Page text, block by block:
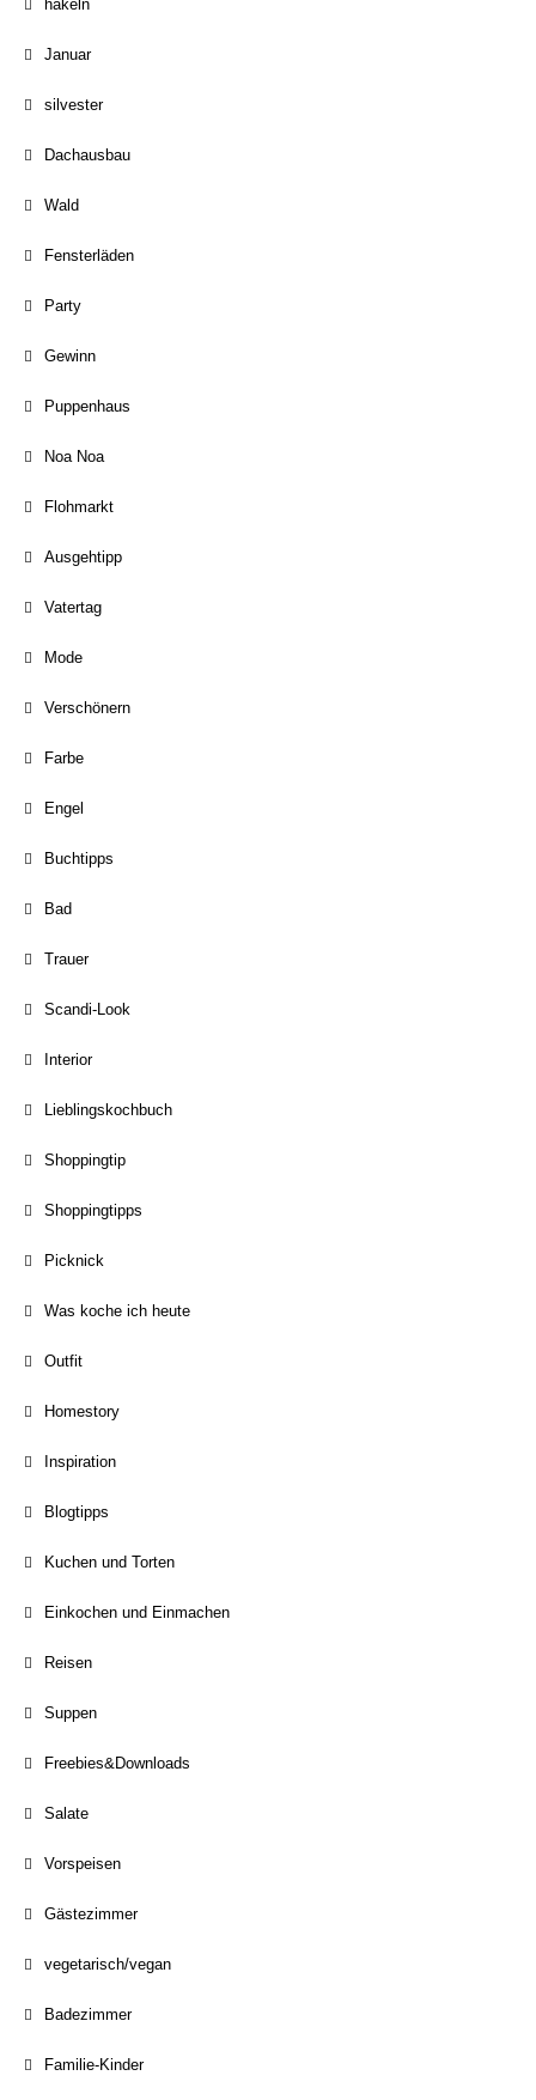
häkeln
Januar
silvester
Dachausbau
Wald
Fensterläden
Party
Gewinn
Puppenhaus
Noa Noa
Flohmarkt
Ausgehtipp
Vatertag
Mode
Verschönern
Farbe
Engel
Buchtipps
Bad
Trauer
Scandi-Look
Interior
Lieblingskochbuch
Shoppingtip
Shoppingtipps
Picknick
Was koche ich heute
Outfit
Homestory
Inspiration
Blogtipps
Kuchen und Torten
Einkochen und Einmachen
Reisen
Suppen
Freebies&Downloads
Salate
Vorspeisen
Gästezimmer
vegetarisch/vegan
Badezimmer
Familie-Kinder